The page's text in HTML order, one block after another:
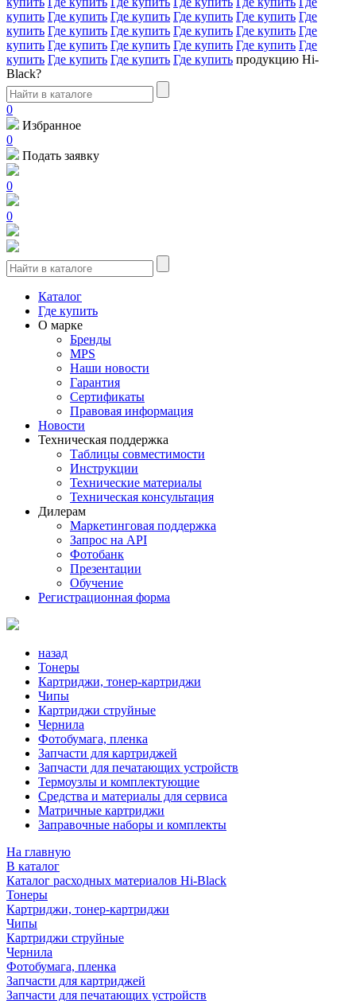
купить Где купить Где купить Где купить Где купить Где
купить Где купить Где купить Где купить Где купить Где
купить Где купить Где купить Где купить Где купить Где
купить Где купить Где купить Где купить продукцию Hi-
Black?
0
Избранное
0
Подать заявку
0
0
Каталог
Где купить
О марке
Бренды
MPS
Наши новости
Гарантия
Сертификаты
Правовая информация
Новости
Техническая поддержка
Таблицы совместимости
Инструкции
Технические материалы
Техническая консультация
Дилерам
Маркетинговая поддержка
Запрос на API
Фотобанк
Презентации
Обучение
Регистрационная форма
назад
Тонеры
Картриджи, тонер-картриджи
Чипы
Картриджи струйные
Чернила
Фотобумага, пленка
Запчасти для картриджей
Запчасти для печатающих устройств
Термоузлы и комплектующие
Средства и материалы для сервиса
Матричные картриджи
Заправочные наборы и комплекты
На главную
В каталог
Каталог расходных материалов Hi-Black
Тонеры
Картриджи, тонер-картриджи
Чипы
Картриджи струйные
Чернила
Фотобумага, пленка
Запчасти для картриджей
Запчасти для печатающих устройств